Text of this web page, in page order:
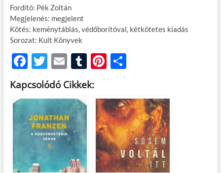
Fordító: Pék Zoltán
Megjelenés: megjelent
Kötés: keménytáblás, védőborítóval, kétkötetes kiadás
Sorozat: Kult Könyvek
F
ac
e
b
o
o
k
T
w
itt
er
E
m
ail
T
u
m
bl
r
Pi
es
t
O
m
e
g
Kapcsolódó Cikkek: